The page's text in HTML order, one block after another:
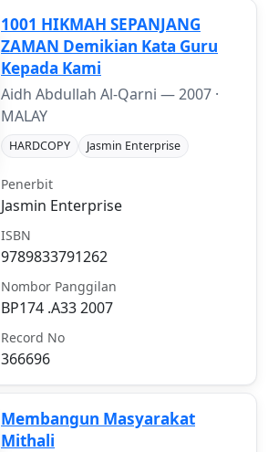
1001 HIKMAH SEPANJANG
ZAMAN Demikian Kata Guru
Kepada Kami
Aidh Abdullah Al-Qarni —2007 ·
MALAY
HARDCOPY Jasmin Enterprise
Penerbit
Jasmin Enterprise
ISBN
9789833791262
Nombor Panggilan
BP174 .A33 2007
Record No
366696
Membangun Masyarakat
Mithali